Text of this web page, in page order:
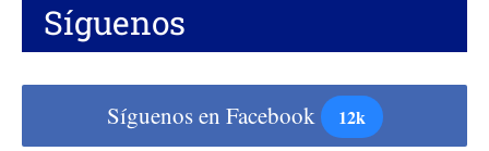
Síguenos
Síguenos en Facebook 12k